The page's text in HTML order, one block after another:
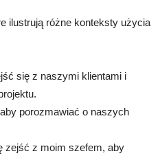
ilustrują różne konteksty użycia
się z naszymi klientami i
porozmawiać o naszych
zejść z moim szefem, aby